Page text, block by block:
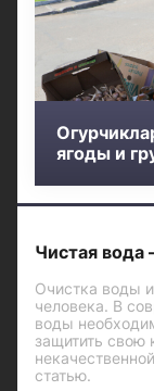
ягоды и
Чистая вода
Очистка воды
человека. В
воды
защитить свою
статью.